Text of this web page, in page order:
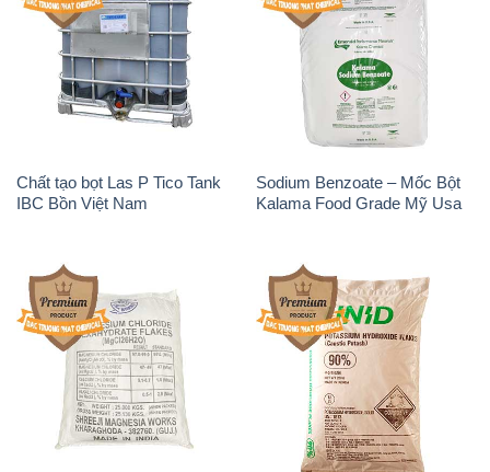
Chất tạo bọt Las P Tico Tank
IBC Bồn Việt Nam
Sodium Benzoate – Mốc Bột
Kalama Food Grade Mỹ Usa